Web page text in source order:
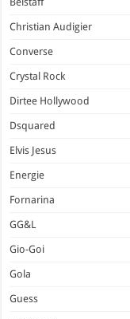
Christian Audigier
Converse
Crystal Rock
Dirtee Hollywood
Dsquared
Elvis Jesus
Energie
Fornarina
GG&L
Gio-Goi
Gola
Guess